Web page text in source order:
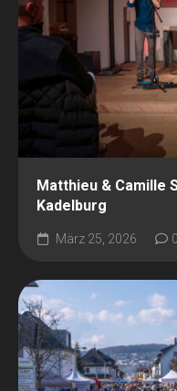
Matthieu & Camille
Kadelburg
März 25, 2026 0